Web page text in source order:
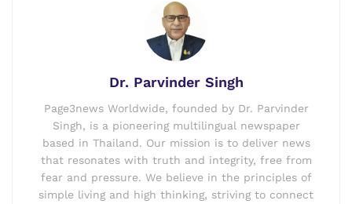
Dr. Parvinder Singh
Page3news Worldwide, founded by Dr. Parvinder
Singh, is a pioneering multilingual newspaper
based in Thailand. Our mission is to deliver news
that resonates with truth and integrity, free from
fear and pressure. We believe in the principles of
simple living and high thinking, striving to connect